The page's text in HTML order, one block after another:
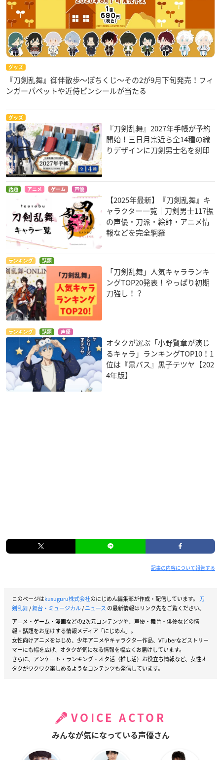
グッズ
『刀剣乱舞』御伴散歩～ぽちくじ～その2が9月下旬発売！フィ
ンガーパペットや近侍ピンシールが当たる
グッズ
『刀剣乱舞』2027年手帳が予約
開始！三日月宗近ら全14種の織
りデザインに刀剣男士名を刻印
話題 アニメ ゲーム 声優
【2025年最新】『刀剣乱舞』キ
ャラクター一覧｜刀剣男士117振
の声優・刀派・絵師・アニメ情
報などを完全網羅
ランキング 話題
「刀剣乱舞」人気キャラランキ
ングTOP20発表！やっぱり初期
刀強し！？
ランキング 話題 声優
オタクが選ぶ「小野賢章が演じ
るキャラ」ランキングTOP10！1
位は『黒バス』黒子テツヤ【202
4年版】
記事の内容について報告する
このページはkusuguru株式会社のにじめん編集部が作成・配信しています。 刀
剣乱舞/舞台・ミュージカル/ニュース の最新情報はリンク先をご覧ください。
アニメ・ゲーム・漫画などの2次元コンテンツや、声優・舞台・俳優などの情
報・話題をお届けする情報メディア「にじめん」。
女性向けアニメをはじめ、少年アニメやキャラクター作品、VTuberなどストリー
マーにも幅を広げ、オタクが気になる情報を幅広くお届けしています。
さらに、アンケート・ランキング・オタ活（推し活）お役立ち情報など、女性オ
タクがワクワク楽しめるようなコンテンツも発信しています。
VOICE ACTOR
みんなが気になっている声優さん